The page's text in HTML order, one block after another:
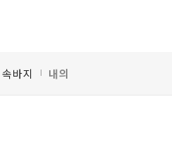
속바지 내의